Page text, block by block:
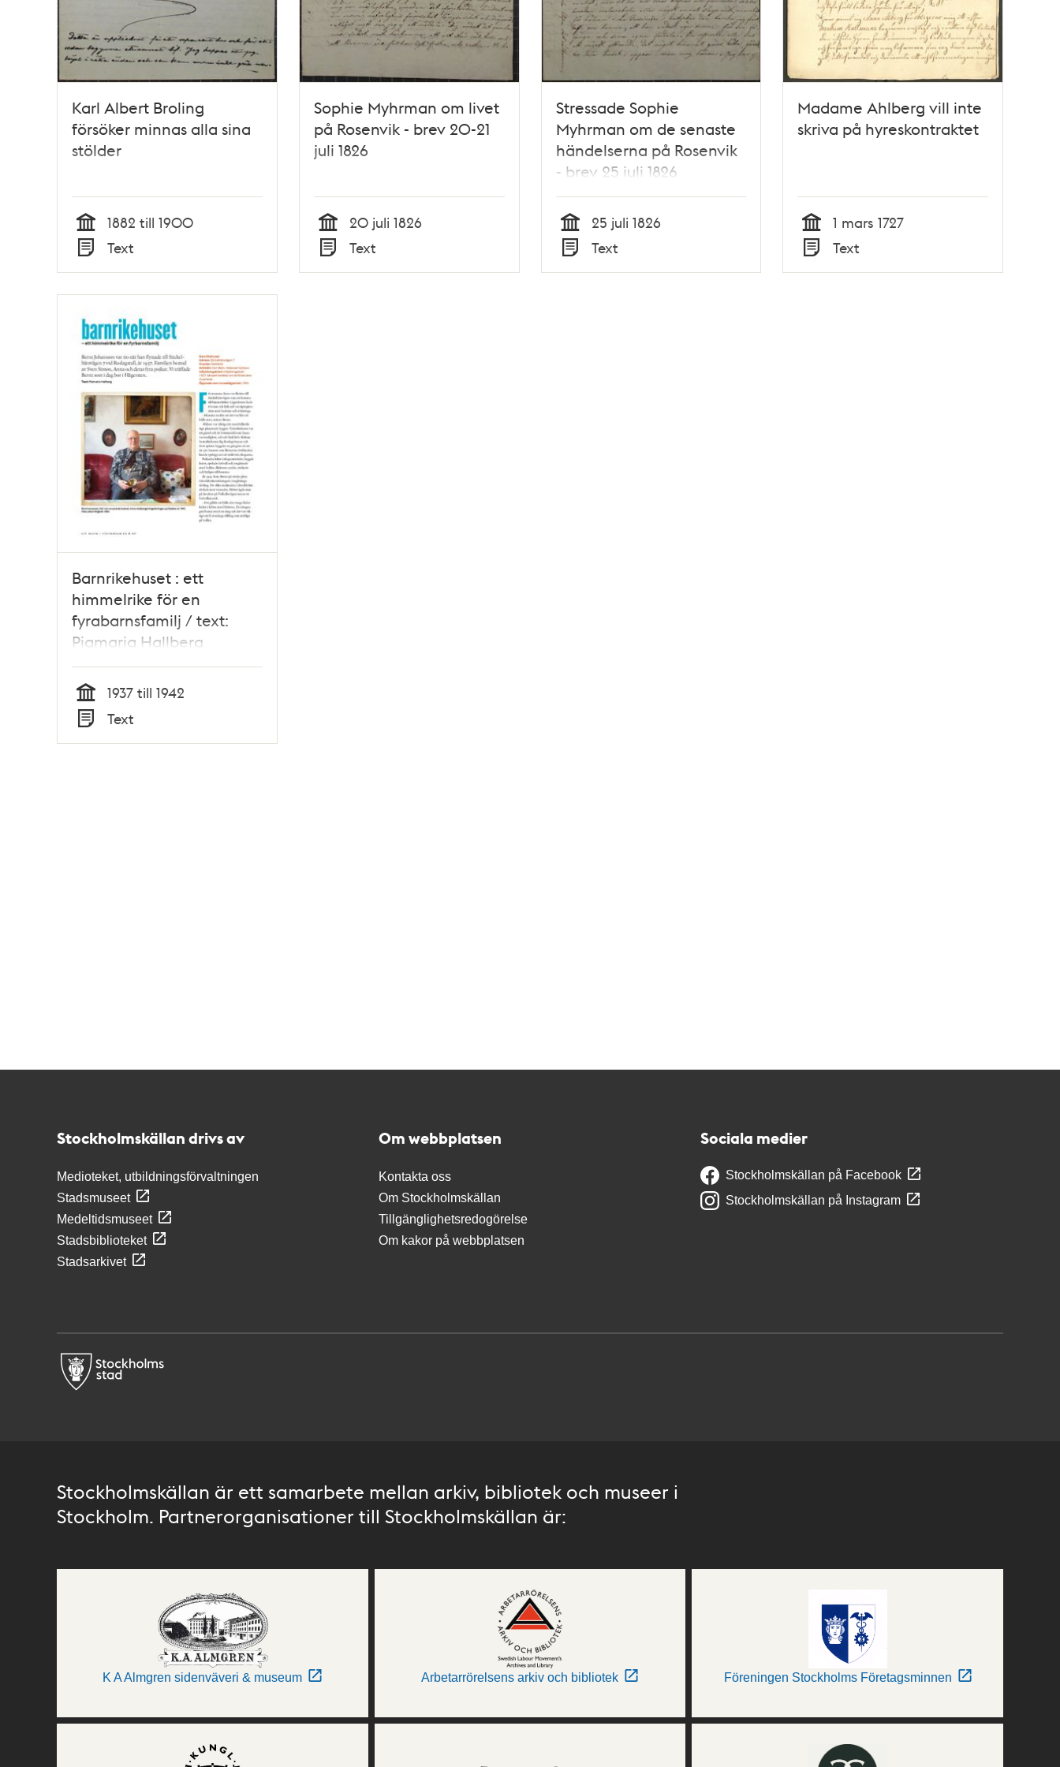
Karl Albert Broling
försöker minnas alla sina
stölder
Tid
1882 till 1900
Typ
Text
Sophie Myhrman om livet
på Rosenvik - brev 20-21
juli 1826
Tid
20 juli 1826
Typ
Text
Stressade Sophie
Myhrman om de senaste
händelserna på Rosenvik
- brev 25 juli 1826
Tid
25 juli 1826
Typ
Text
Madame Ahlberg vill inte
skriva på hyreskontraktet
Tid
1 mars 1727
Typ
Text
Barnrikehuset : ett
himmelrike för en
fyrabarnsfamilj / text:
Piamaria Hallberg
Tid
1937 till 1942
Text
Stockholmskällan drivs av
Medioteket, utbildningsförvaltningen
Stadsmuseet
Medeltidsmuseet
Stadsbiblioteket
Stadsarkivet
Om webbplatsen
Kontakta oss
Om Stockholmskällan
Tillgänglighetsredogörelse
Om kakor på webbplatsen
Sociala medier
Stockholmskällan på Facebook
Stockholmskällan på Instagram
Stockholmskällan är ett samarbete mellan arkiv, bibliotek och museer i
Stockholm. Partnerorganisationer till Stockholmskällan är:
K A Almgren sidenväveri & museum Arbetarrörelsens arkiv och bibliotek Föreningen Stockholms Företagsminnen